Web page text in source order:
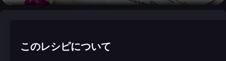
このレシピについて